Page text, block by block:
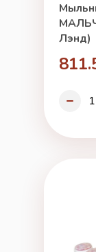
Лэнд)